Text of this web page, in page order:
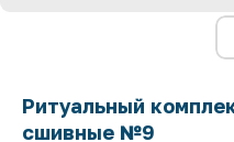
Ритуальный
сшивные №9